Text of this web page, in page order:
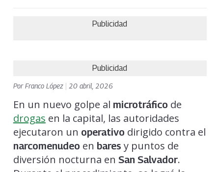
Publicidad
Publicidad
PorFranco López 20 abril, 2026
En un nuevo golpe al microtráfico de
drogas en la capital, las autoridades
ejecutaron un operativo dirigido contra el
narcomenudeo en bares y puntos de
diversión nocturna en San Salvador.